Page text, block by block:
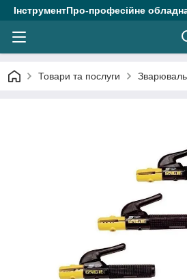
ІнструментПро-професійне
Товари та послуги